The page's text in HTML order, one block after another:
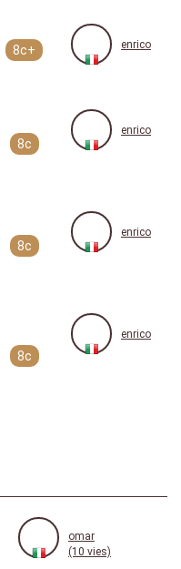
8c+ enrico
8c
enrico
8c
enrico
8c
enrico
omar
(10 vies)